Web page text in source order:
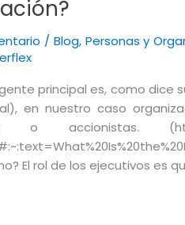
/ Blog, Personas y
principal es, como
en nuestro caso
o accionistas.
El rol de los ejecutivos es